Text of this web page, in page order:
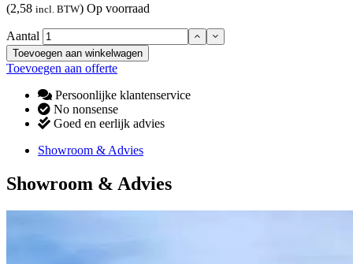
(2,58 incl. BTW) Op voorraad
Aantal
Toevoegen aan winkelwagen
Toevoegen aan offerte
Persoonlijke klantenservice
No nonsense
Goed en eerlijk advies
Showroom & Advies
Showroom & Advies